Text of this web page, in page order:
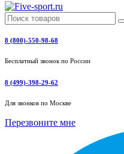
8 (800)-550-98-68
Бесплатный звонок по России
8 (499)-398-29-62
Для звонков по Москве
Перезвоните мне